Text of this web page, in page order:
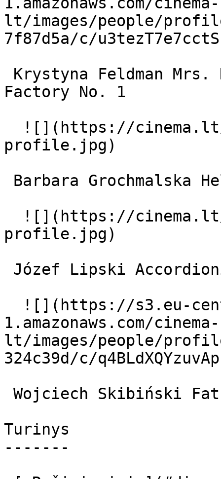
lt/images/people/profile/
7f87d5a/c/
Factory No. 1
profile.jpg)
profile.jpg)
1.amazonaws.com/cinema-
lt/images/people/profile/
324c39d/c/
Turinys
-------